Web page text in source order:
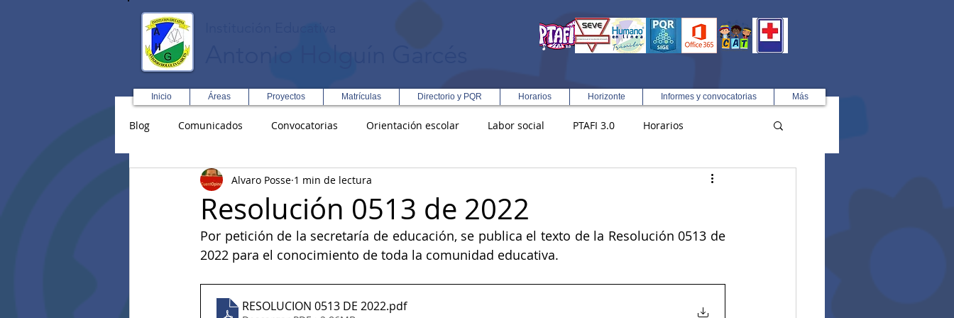
Inicio Áreas Proyectos Matrículas Directorio y PQR Horarios Horizonte Informes y convocatorias Más
Blog Comunicados Convocatorias Orientación escolar Labor social PTAFI 3.0 Horarios
Asopadres SENA Formación Integral en Turismo
Educación Física R y D Inglés Rectoría Democracia
Resolución 0513 de 2022
Alvaro Posse 1 min de lectura
Por petición de la secretaría de educación, se publica el texto de la Resolución 0513 de
2022 para el conocimiento de toda la comunidad educativa.
RESOLUCION 0513 DE 2022.pdf